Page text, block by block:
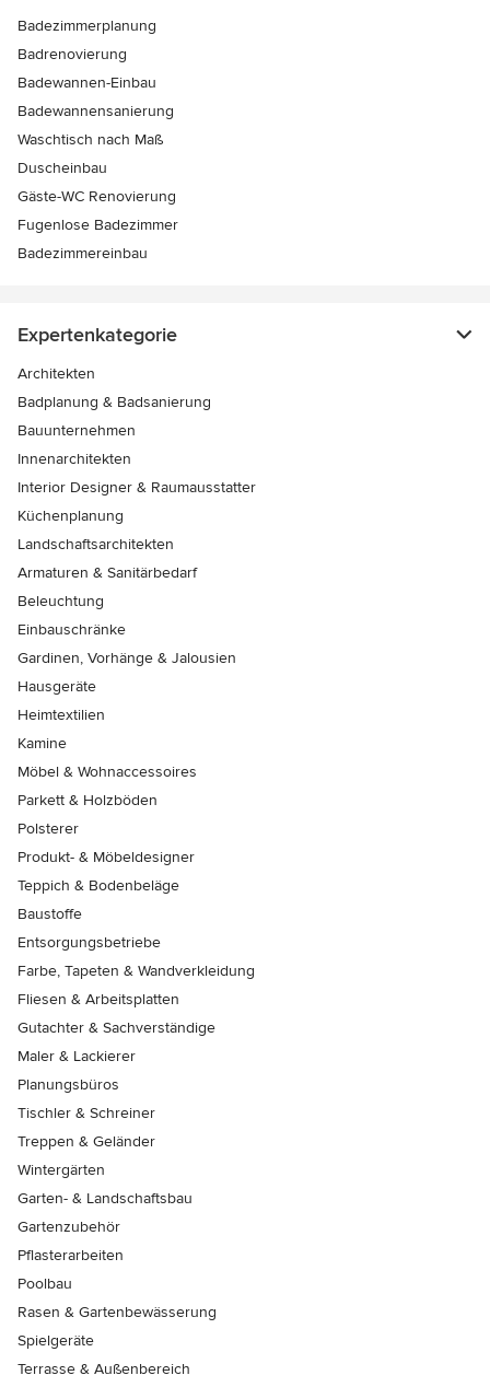
Badezimmerplanung
Badrenovierung
Badewannen-Einbau
Badewannensanierung
Waschtisch nach Maß
Duscheinbau
Gäste-WC Renovierung
Fugenlose Badezimmer
Badezimmereinbau
Expertenkategorie
Architekten
Badplanung & Badsanierung
Bauunternehmen
Innenarchitekten
Interior Designer & Raumausstatter
Küchenplanung
Landschaftsarchitekten
Armaturen & Sanitärbedarf
Beleuchtung
Einbauschränke
Gardinen, Vorhänge & Jalousien
Hausgeräte
Heimtextilien
Kamine
Möbel & Wohnaccessoires
Parkett & Holzböden
Polsterer
Produkt- & Möbeldesigner
Teppich & Bodenbeläge
Baustoffe
Entsorgungsbetriebe
Farbe, Tapeten & Wandverkleidung
Fliesen & Arbeitsplatten
Gutachter & Sachverständige
Maler & Lackierer
Planungsbüros
Tischler & Schreiner
Treppen & Geländer
Wintergärten
Garten- & Landschaftsbau
Gartenzubehör
Pflasterarbeiten
Poolbau
Rasen & Gartenbewässerung
Spielgeräte
Terrasse & Außenbereich